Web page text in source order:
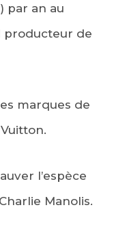
par an au
producteur de
marques de
l’espèce
Manolis.